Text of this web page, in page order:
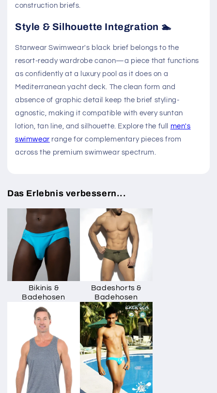
construction briefs.
Style & Silhouette Integration 🏊
Starwear Swimwear's black brief belongs to the
resort-ready wardrobe canon—a piece that functions
as confidently at a luxury pool as it does on a
Mediterranean yacht deck. The clean form and
absence of graphic detail keep the brief styling-
agnostic, making it compatible with every suntan
lotion, tan line, and silhouette. Explore the full men's
swimwear range for complementary pieces from
across the premium swimwear spectrum.
Das Erlebnis verbessern...
Bikinis &
Badehosen
Badeshorts &
Badehosen